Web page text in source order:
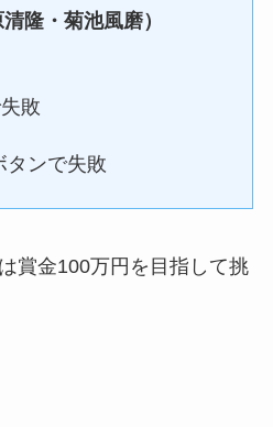
隆・菊池風磨）
敗
ンで失敗
賞金100万円を目指して挑